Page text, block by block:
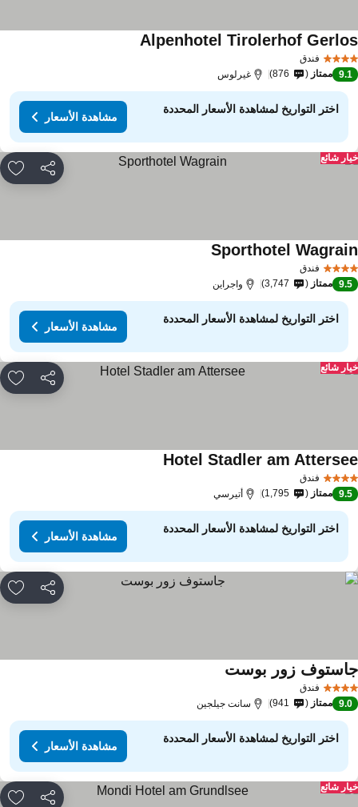
فندق
Alpenhotel Tirolerhof مشاهدة الأسعار
9.1 ممتاز 876 غيرلوس
اختر التواريخ لمشاهدة الأسعار المحددة
مشاهدة الأسعار
مشاركة
شائع
فندق
Sporthotelمشاهدة الأسعار
9.5 ممتاز 3,747 واجراين
اختر التواريخ لمشاهدة الأسعار المحددة
مشاهدة الأسعار
مشاركة
شائع
فندق
Hotel Stadler amمشاهدة الأسعار
9.5 ممتاز 1,795 أتيرسي
اختر التواريخ لمشاهدة الأسعار المحددة
مشاهدة الأسعار
مشاركة
فندق
زور بوستمشاهدة الأسعار
9.0 ممتاز 941 سانت جيلجين
اختر التواريخ لمشاهدة الأسعار المحددة
مشاهدة الأسعار
مشاركة
شائع